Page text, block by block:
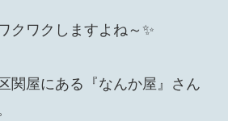
クワクしますよね～✨
関屋にある『なんか屋』さん